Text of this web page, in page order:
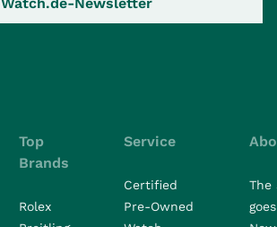
Top
Brands
Rolex
Service
Certified
Pre-Owned
The